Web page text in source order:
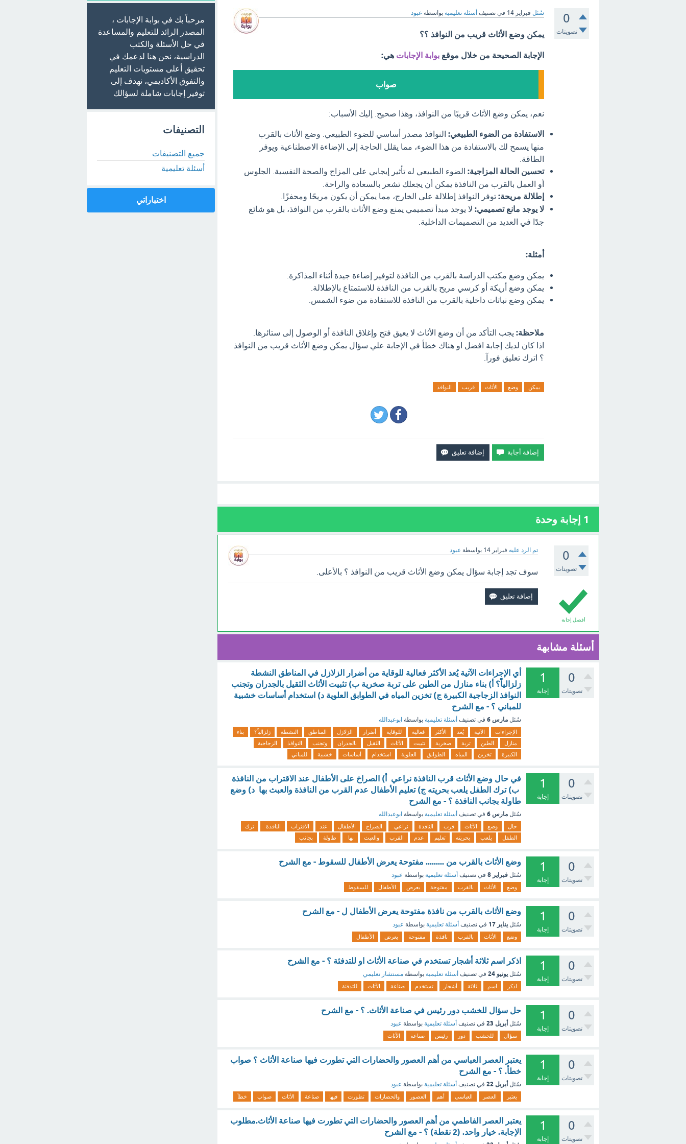
0
تصويتات
سُئل فبراير 14 في تصنيف أسئلة تعليمية بواسطة عبود
يمكن وضع الأثاث قريب من النوافذ ؟؟
الإجابة الصحيحة من خلال موقع بوابة الإجابات هي:
صواب
نعم، يمكن وضع الأثاث قريبًا من النوافذ، وهذا صحيح. إليك الأسباب:
الاستفادة من الضوء الطبيعي: النوافذ مصدر أساسي للضوء الطبيعي. وضع الأثاث بالقرب
منها يسمح لك بالاستفادة من هذا الضوء، مما يقلل الحاجة إلى الإضاءة الاصطناعية ويوفر
الطاقة.
تحسين الحالة المزاجية: الضوء الطبيعي له تأثير إيجابي على المزاج والصحة النفسية. الجلوس
أو العمل بالقرب من النافذة يمكن أن يجعلك تشعر بالسعادة والراحة.
إطلالة مريحة: توفر النوافذ إطلالة على الخارج، مما يمكن أن يكون مريحًا ومحفزًا.
لا يوجد مانع تصميمي: لا يوجد مبدأ تصميمي يمنع وضع الأثاث بالقرب من النوافذ، بل هو شائع
جدًا في العديد من التصميمات الداخلية.
أمثلة:
يمكن وضع مكتب الدراسة بالقرب من النافذة لتوفير إضاءة جيدة أثناء المذاكرة.
يمكن وضع أريكة أو كرسي مريح بالقرب من النافذة للاستمتاع بالإطلالة.
يمكن وضع نباتات داخلية بالقرب من النافذة للاستفادة من ضوء الشمس.
ملاحظة: يجب التأكد من أن وضع الأثاث لا يعيق فتح وإغلاق النافذة أو الوصول إلى ستائرها.
اذا كان لديك إجابة افضل او هناك خطأ في الإجابة علي سؤال يمكن وضع الأثاث قريب من النوافذ
؟ اترك تعليق فورآ.
يمكن وضع الأثاث قريب النوافذ
1 إجابة وحدة
0
تصويتات
تم الرد عليه فبراير 14 بواسطة عبود
أفضل إجابة
سوف تجد إجابة سؤال يمكن وضع الأثاث قريب من النوافذ ؟ بالأعلى.
أسئلة مشابهة
0
تصويتات
1
إجابة
أي الإجراءات الآتية يُعد الأكثر فعالية للوقاية من أضرار الزلازل في المناطق النشطة
زلزالياً؟ أ) بناء منازل من الطين على تربة صخرية ب) تثبيت الأثاث الثقيل بالجدران وتجنب
النوافذ الزجاجية الكبيرة ج) تخزين المياه في الطوابق العلوية د) استخدام أساسات خشبية
للمباني ؟ - مع الشرح
سُئل مارس 6 في تصنيف أسئلة تعليمية بواسطة ابوعبدالله
الإجراءات الآتية يُعد الأكثر فعالية للوقاية أضرار الزلازل المناطق النشطة زلزالياً؟
بناء
منازل
الطين تربة صخرية تثبيت الأثاث الثقيل بالجدران وتجنب النوافذ
الزجاجية
الكبيرة
تخزين المياه الطوابق العلوية استخدام أساسات خشبية للمباني
0
تصويتات
1
إجابة
في حال وضع الأثاث قرب النافذة نراعي أ) الصراخ على الأطفال عند الاقتراب من النافذة
ب) ترك الطفل يلعب بحريته ج) تعليم الأطفال عدم القرب من النافذة والعبث بها د) وضع
طاولة بجانب النافذة ؟ - مع الشرح
سُئل مارس 6 في تصنيف أسئلة تعليمية بواسطة ابوعبدالله
حال وضع الأثاث قرب النافذة نراعي الصراخ الأطفال عند الاقتراب النافذة
ترك
الطفل
يلعب بحريته تعليم عدم القرب والعبث بها طاولة بجانب
0
تصويتات
1
إجابة
وضع الأثاث بالقرب من ......... مفتوحة يعرض الأطفال للسقوط - مع الشرح
سُئل فبراير 8 في تصنيف أسئلة تعليمية بواسطة عبود
وضع الأثاث بالقرب مفتوحة يعرض الأطفال للسقوط
0
تصويتات
1
إجابة
وضع الأثاث بالقرب من نافذة مفتوحة يعرض الأطفال ل - مع الشرح
سُئل يناير 17 في تصنيف أسئلة تعليمية بواسطة عبود
وضع الأثاث بالقرب نافذة مفتوحة يعرض الأطفال
0
تصويتات
1
إجابة
اذكر اسم ثلاثة أشجار تستخدم في صناعة الأثاث او للتدفئة ؟ - مع الشرح
سُئل يونيو 24 في تصنيف أسئلة تعليمية بواسطة مستشار تعليمي
اذكر اسم ثلاثة أشجار تستخدم صناعة الأثاث للتدفئة
0
تصويتات
1
إجابة
حل سؤال للخشب دور رئيس في صناعة الأثاث. ؟ - مع الشرح
سُئل أبريل 23 في تصنيف أسئلة تعليمية بواسطة عبود
سؤال للخشب دور رئيس صناعة الأثاث
0
تصويتات
1
إجابة
يعتبر العصر العباسي من أهم العصور والحضارات التي تطورت فيها صناعة الأثاث ؟ صواب
خطأ. ؟ - مع الشرح
سُئل أبريل 22 في تصنيف أسئلة تعليمية بواسطة عبود
يعتبر العصر العباسي أهم العصور والحضارات تطورت فيها صناعة الأثاث صواب خطأ
0
تصويتات
1
إجابة
يعتبر العصر الفاطمي من أهم العصور والحضارات التي تطورت فيها صناعة الأثاث.مطلوب
الإجابة. خيار واحد. (2 نقطة) ؟ - مع الشرح
مرحباً بك في بوابة الإجابات ،
المصدر الرائد للتعليم والمساعدة
في حل الأسئلة والكتب
الدراسية، نحن هنا لدعمك في
تحقيق أعلى مستويات التعليم
والتفوق الأكاديمي، نهدف إلى
توفير إجابات شاملة لسؤالك
التصنيفات
جميع التصنيفات
أسئلة تعليمية
اختباراتي